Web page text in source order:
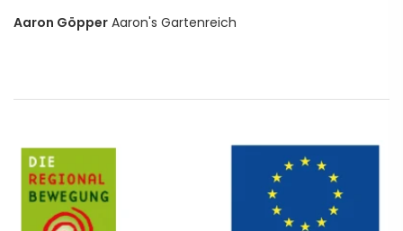
Aaron Göpper Aaron's Gartenreich